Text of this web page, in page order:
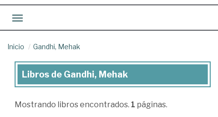
Toggle navigation
Inicio Gandhi, Mehak
Libros
Gandhi,
Libros de Gandhi, Mehak
Mostrando libros encontrados. 1 páginas.